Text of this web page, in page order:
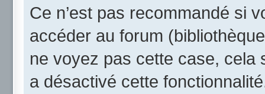
Ce n’est pas recommandé si
accéder au forum
ne voyez pas cette case, cela
a désactivé cette